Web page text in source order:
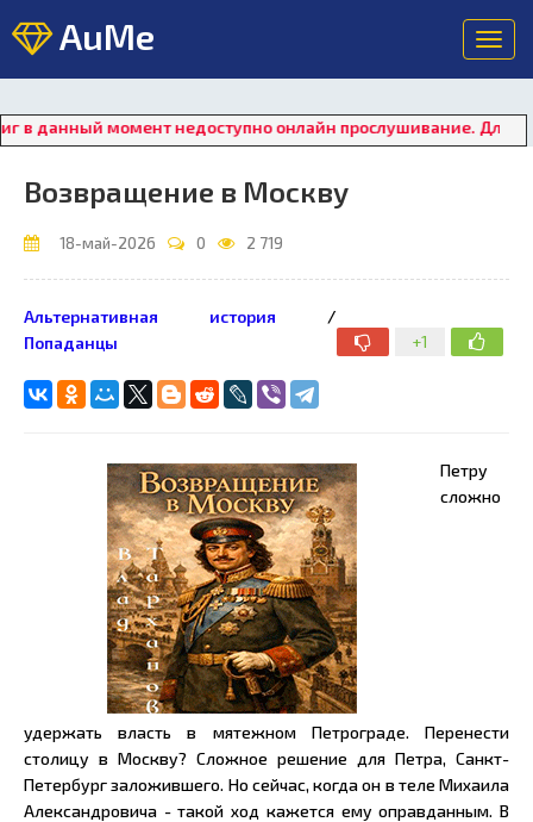
AuMe
момент недоступно онлайн прослушивание. Для
Возвращение в Москву
18-май-2026 0 2 719
+1
Альтернативная история /
Попаданцы
Петру
сложно
удержать власть в мятежном Петрограде. Перенести
столицу в Москву? Сложное решение для Петра, Санкт-
Петербург заложившего. Но сейчас, когда он в теле Михаила
Александровича - такой ход кажется ему оправданным. В